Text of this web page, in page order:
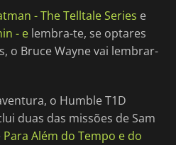
- The Telltale Series e
- e lembra-te, se optares
o Bruce Wayne vai lembrar-
o Humble T1D
duas das missões de Sam
Para Além do Tempo e do